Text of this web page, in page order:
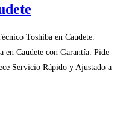
Toshiba en Caudete.
en Caudete con Garantía. Pide
Servicio Rápido y Ajustado a